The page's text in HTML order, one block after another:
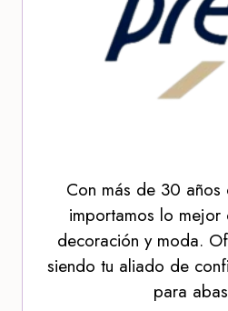
Con más de 30 años
importamos lo
decoración y moda.
siendo tu aliado de
para